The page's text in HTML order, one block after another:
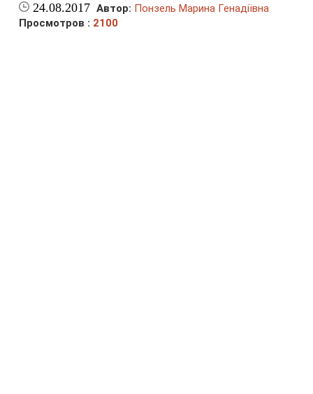
24.08.2017 Автор: Понзель Марина Генадіївна
Просмотров : 2100